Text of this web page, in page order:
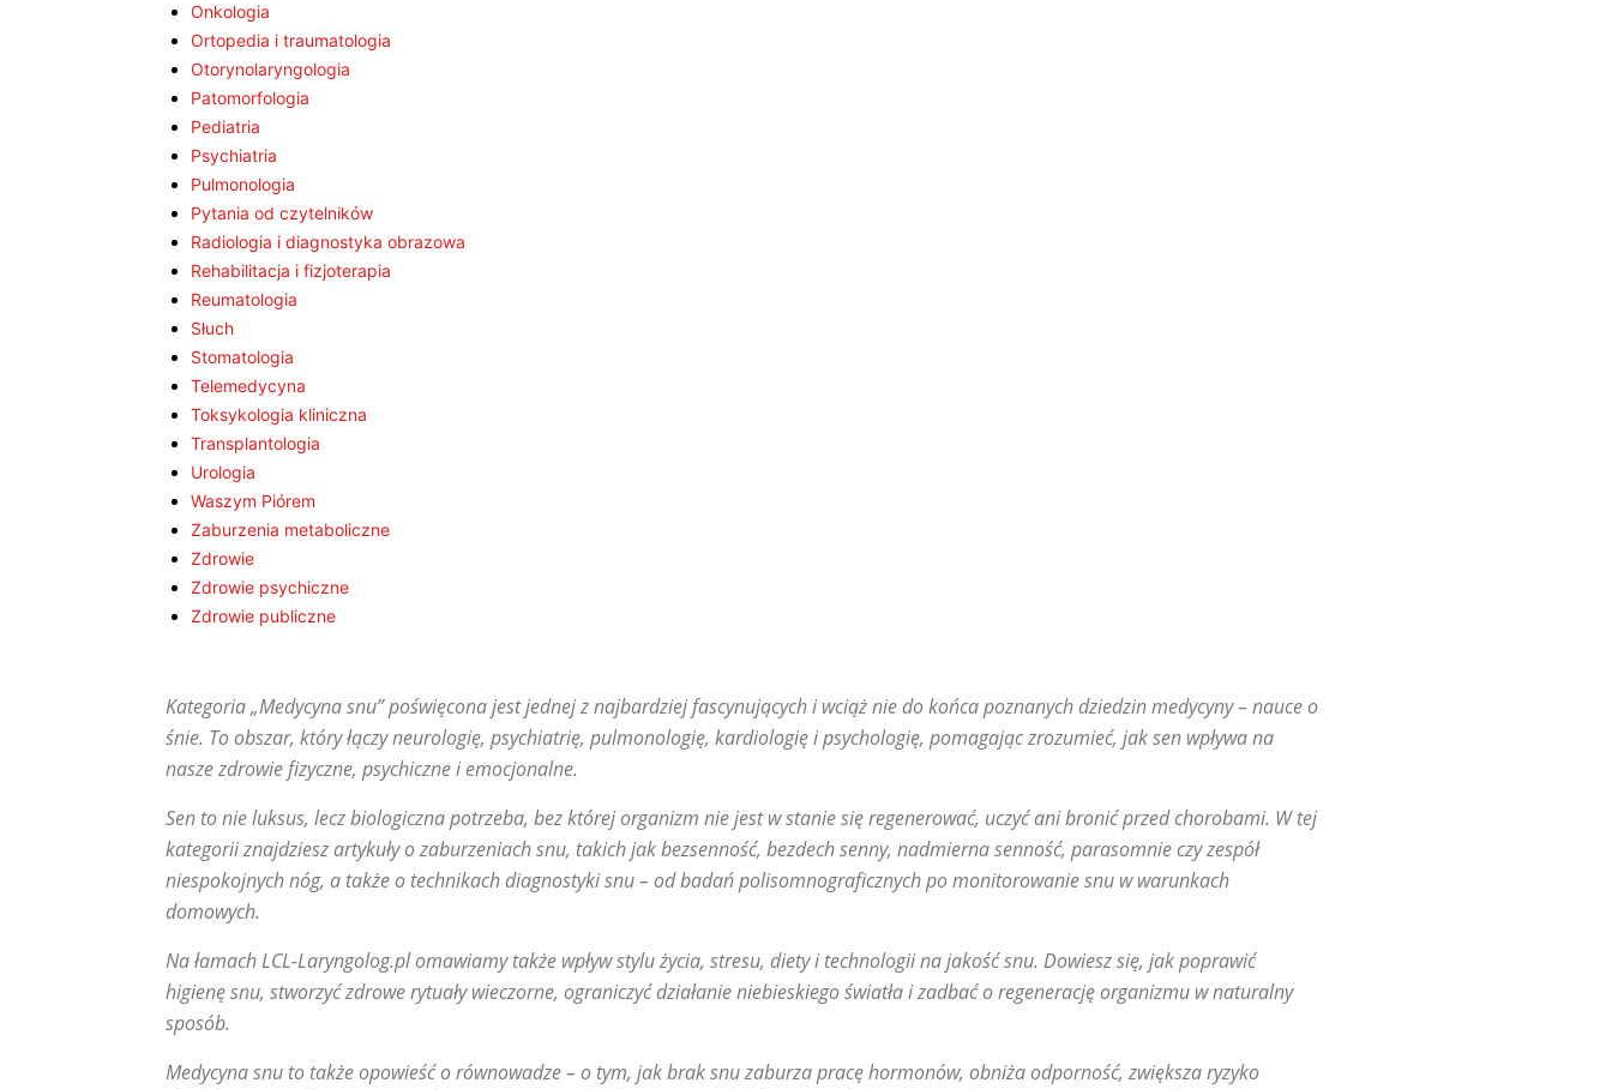
Onkologia
Ortopedia i traumatologia
Otorynolaryngologia
Patomorfologia
Pediatria
Psychiatria
Pulmonologia
Pytania od czytelników
Radiologia i diagnostyka obrazowa
Rehabilitacja i fizjoterapia
Reumatologia
Słuch
Stomatologia
Telemedycyna
Toksykologia kliniczna
Transplantologia
Urologia
Waszym Piórem
Zaburzenia metaboliczne
Zdrowie
Zdrowie psychiczne
Zdrowie publiczne
Kategoria „Medycyna snu” poświęcona jest jednej z najbardziej fascynujących i wciąż nie do końca poznanych dziedzin medycyny – nauce o
śnie. To obszar, który łączy neurologię, psychiatrię, pulmonologię, kardiologię i psychologię, pomagając zrozumieć, jak sen wpływa na
nasze zdrowie fizyczne, psychiczne i emocjonalne.
Sen to nie luksus, lecz biologiczna potrzeba, bez której organizm nie jest w stanie się regenerować, uczyć ani bronić przed chorobami. W tej
kategorii znajdziesz artykuły o zaburzeniach snu, takich jak bezsenność, bezdech senny, nadmierna senność, parasomnie czy zespół
niespokojnych nóg, a także o technikach diagnostyki snu – od badań polisomnograficznych po monitorowanie snu w warunkach
domowych.
Na łamach LCL-Laryngolog.pl omawiamy także wpływ stylu życia, stresu, diety i technologii na jakość snu. Dowiesz się, jak poprawić
higienę snu, stworzyć zdrowe rytuały wieczorne, ograniczyć działanie niebieskiego światła i zadbać o regenerację organizmu w naturalny
sposób.
Medycyna snu to także opowieść o równowadze – o tym, jak brak snu zaburza pracę hormonów, obniża odporność, zwiększa ryzyko